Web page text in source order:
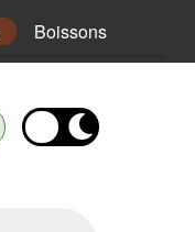
Boissons